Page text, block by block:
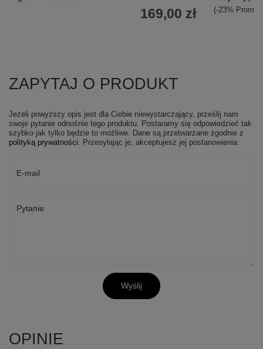
Zobacz więcej169,00 zł
(-23%
ZAPYTAJ O PRODUKT
Jeżeli powyższy opis jest dla Ciebie niewystarczający, prześlij nam
swoje pytanie odnośnie tego produktu. Postaramy się odpowiedzieć tak
szybko jak tylko będzie to możliwe. Dane są przetwarzane zgodnie z
polityką prywatności . Przesyłając je, akceptujesz jej postanowienia.
E-mail
Pytanie
Wyślij
OPINIE